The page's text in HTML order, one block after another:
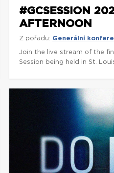
#GCSESSION
AFTERNOON
Z pořadu: Generální
Join the live stream of the
Session being held in St.